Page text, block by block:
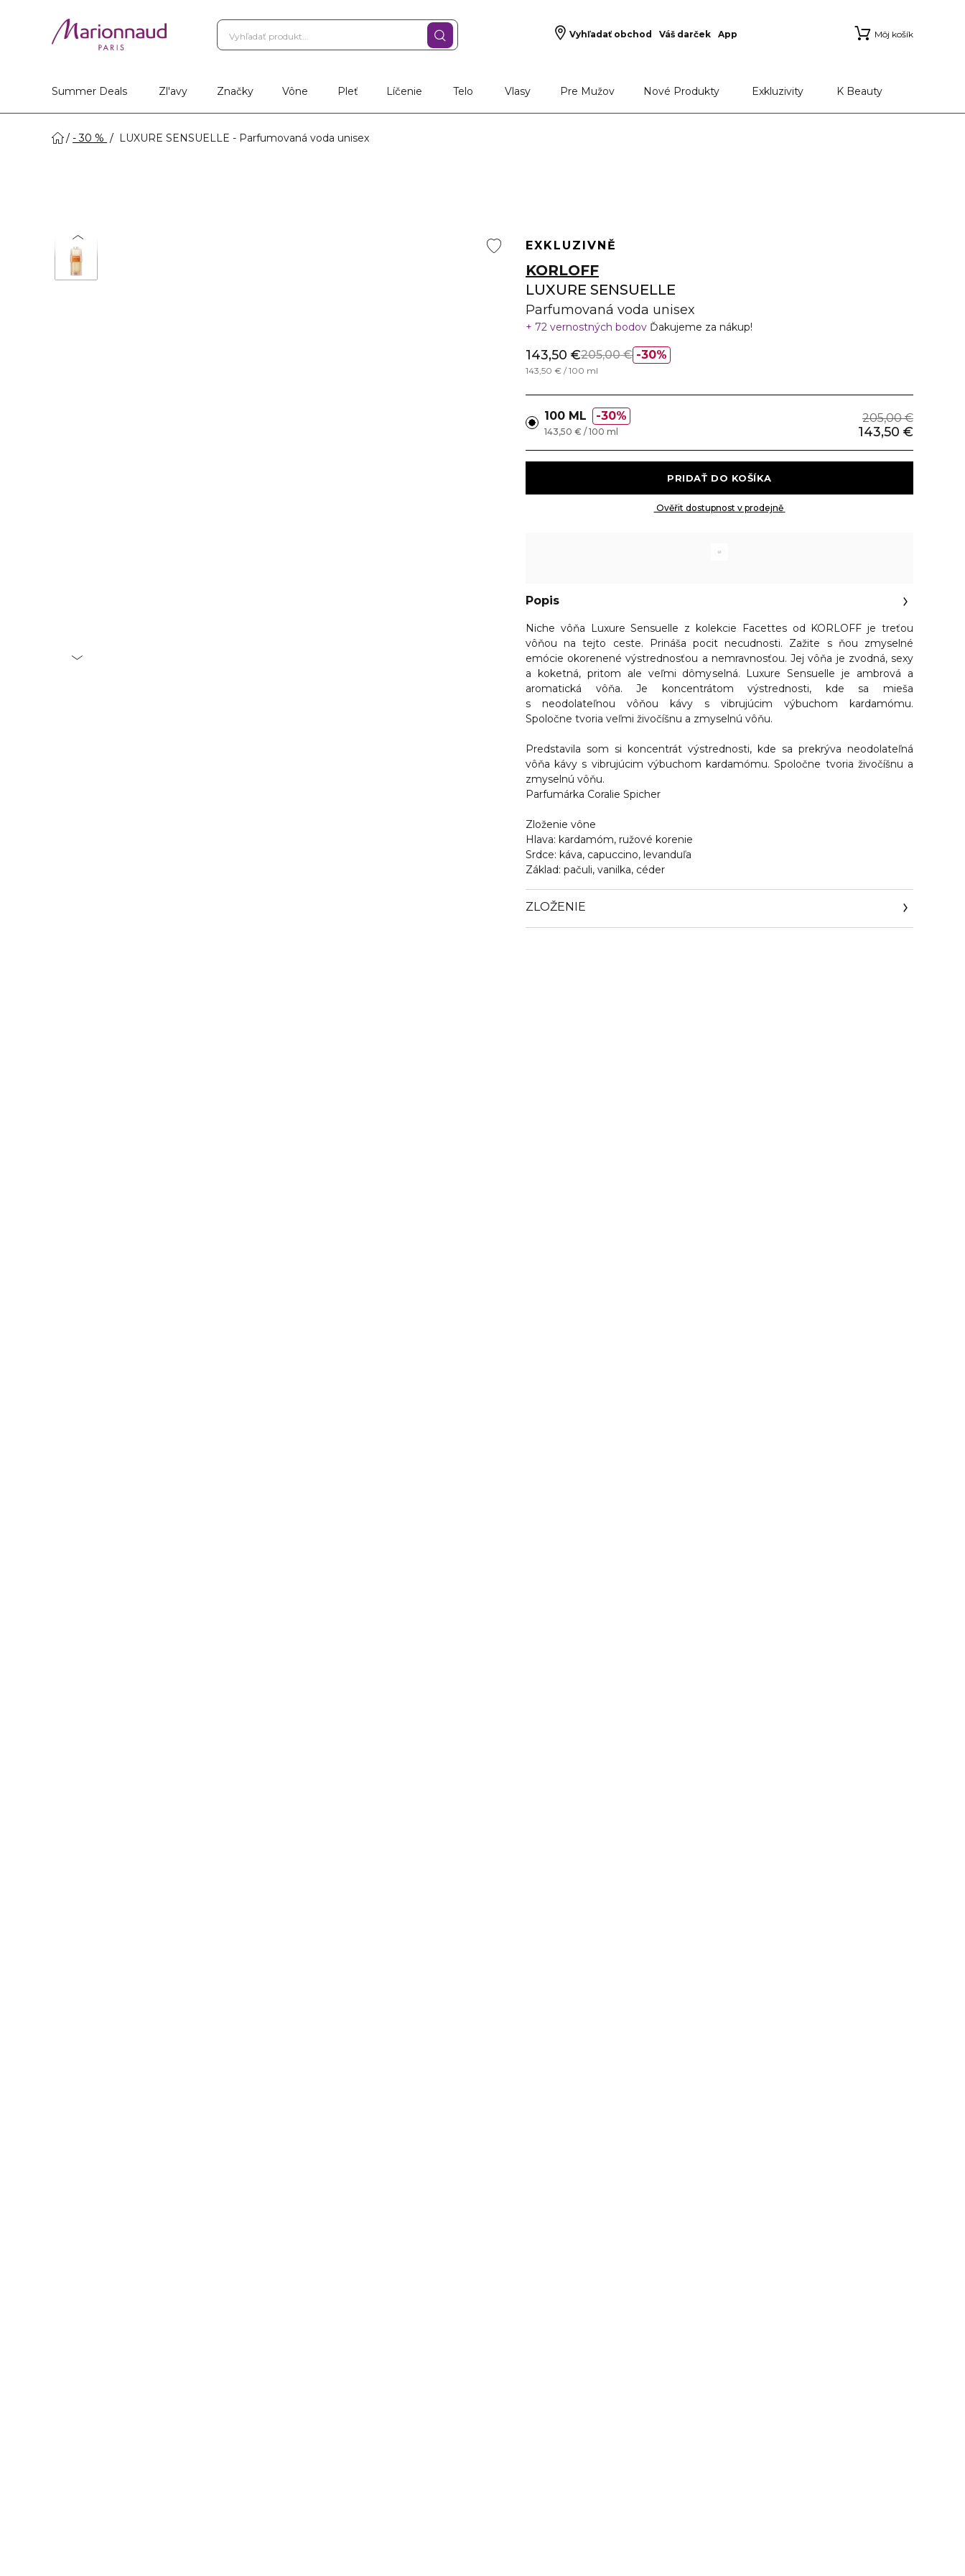
Vyhľadať obchod Váš darček App Môj košík
Summer Deals Zl'avy Značky Vône Pleť Líčenie Telo Vlasy Pre Mužov Nové Produkty Exkluzivity K Beauty
- 30 % LUXURE SENSUELLE - Parfumovaná voda unisex
EXKLUZIVNĚ
KORLOFF
LUXURE SENSUELLE
Parfumovaná voda unisex
72 vernostných bodov Ďakujeme za nákup!
30%
143,50 €205,00 €
143,50 € / 100 ml
100 ML 30% 205,00 €
143,50 €
143,50 € / 100 ml
Ověřit dostupnost v prodejně
Popis
Niche vôňa Luxure Sensuelle z kolekcie Facettes od KORLOFF je treťou
vôňou na tejto ceste. Prináša pocit necudnosti. Zažite s ňou zmyselné
emócie okorenené výstrednosťou a nemravnosťou. Jej vôňa je zvodná, sexy
a koketná, pritom ale veľmi dômyselná. Luxure Sensuelle je ambrová a
aromatická vôňa. Je koncentrátom výstrednosti, kde sa mieša
s neodolateľnou vôňou kávy s vibrujúcim výbuchom kardamómu.
Spoločne tvoria veľmi živočíšnu a zmyselnú vôňu.
Predstavila som si koncentrát výstrednosti, kde sa prekrýva neodolateľná
vôňa kávy s vibrujúcim výbuchom kardamómu. Spoločne tvoria živočíšnu a
zmyselnú vôňu.
Parfumárka Coralie Spicher
Zloženie vône
Hlava: kardamóm, ružové korenie
Srdce: káva, capuccino, levanduľa
Základ: pačuli, vanilka, céder
ZLOŽENIE